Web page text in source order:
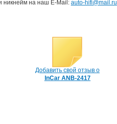
никнейм на наш E-Mail: auto-hifi@mail.ru
Добавить свой отзыв о
InCar ANB-2417